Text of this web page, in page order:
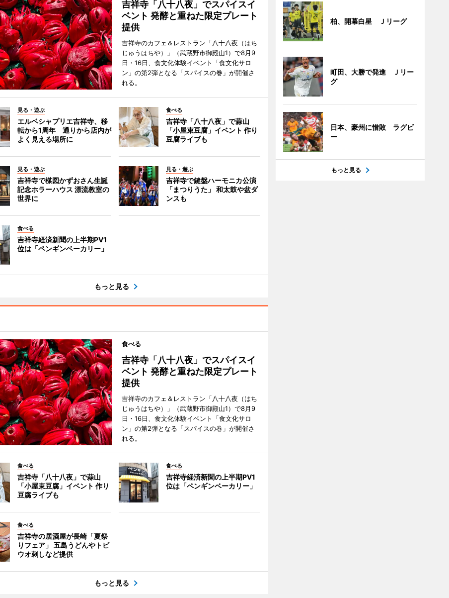
吉祥寺「八十八夜」でスパイスイ
ベント 発酵と重ねた限定プレート
提供
吉祥寺のカフェ＆レストラン「八十八夜（はち
じゅうはちや）」（武蔵野市御殿山1）で8月9
日・16日、食文化体験イベント「食文化サロ
ン」の第2弾となる「スパイスの巻」が開催さ
れる。
見る・遊ぶ
エルベシャプリエ吉祥寺、移
転から1周年 通りから店内が
よく見える場所に
食べる
吉祥寺「八十八夜」で蒜山
「小屋束豆腐」イベント 作り
豆腐ライブも
見る・遊ぶ
吉祥寺で楳図かずおさん生誕
記念ホラーハウス 漂流教室の
世界に
見る・遊ぶ
吉祥寺で鍵盤ハーモニカ公演
「まつりうた」 和太鼓や盆ダ
ンスも
食べる
吉祥寺経済新聞の上半期PV1
位は「ペンギンベーカリー」
もっと見る
食べる
吉祥寺「八十八夜」でスパイスイ
ベント 発酵と重ねた限定プレート
提供
吉祥寺のカフェ＆レストラン「八十八夜（はち
じゅうはちや）」（武蔵野市御殿山1）で8月9
日・16日、食文化体験イベント「食文化サロ
ン」の第2弾となる「スパイスの巻」が開催さ
れる。
食べる
吉祥寺「八十八夜」で蒜山
「小屋束豆腐」イベント 作り
豆腐ライブも
食べる
吉祥寺経済新聞の上半期PV1
位は「ペンギンベーカリー」
食べる
吉祥寺の居酒屋が長崎「夏祭
りフェア」 五島うどんやトビ
ウオ刺しなど提供
もっと見る
柏、開幕白星 Ｊリーグ
町田、大勝で発進 Ｊリー
グ
日本、豪州に惜敗 ラグビ
ー
もっと見る